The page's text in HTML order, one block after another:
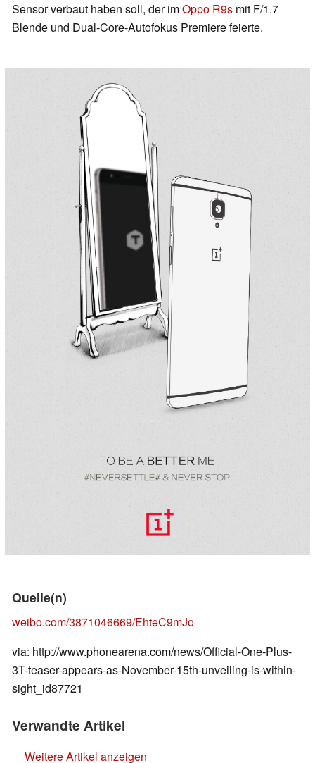
Sensor verbaut haben soll, der imOppo R9s mit F/1.7
Blende und Dual-Core-Autofokus Premiere feierte.
Quelle(n)
weibo.com/3871046669/EhteC9mJo
via: http://www.phonearena.com/news/Official-One-Plus-
3T-teaser-appears-as-November-15th-unveiling-is-within-
sight_id87721
Verwandte Artikel
Weitere Artikel anzeigen